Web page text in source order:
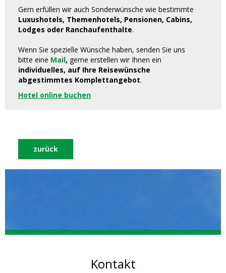
Gern erfüllen wir auch Sonderwünsche wie bestimmte
Luxushotels, Themenhotels, Pensionen, Cabins,
Lodges oder Ranchaufenthalte.
Wenn Sie spezielle Wünsche haben, senden Sie uns
bitte eine Mail, gerne erstellen wir Ihnen ein
individuelles, auf Ihre Reisewünsche
abgestimmtes Komplettangebot.
Hotel online buchen
zurück
Kontakt